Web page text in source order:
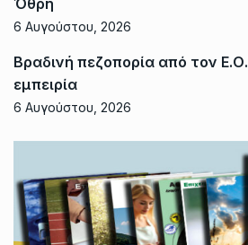
Όθρη
6 Αυγούστου, 2026
Βραδινή πεζοπορία από τον
εμπειρία
6 Αυγούστου, 2026